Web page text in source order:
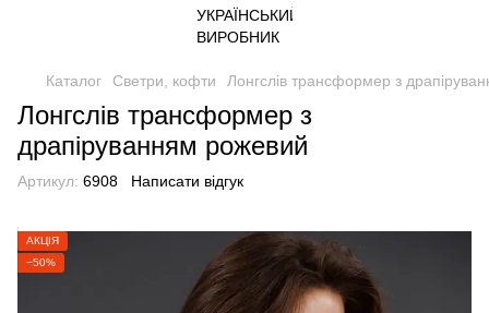
Каталог Светри, кофти Лонгслів трансформер з
Лонгслів трансформер з
драпіруванням рожевий
Артикул: 6908 Написати відгук
АКЦІЯ
−50%